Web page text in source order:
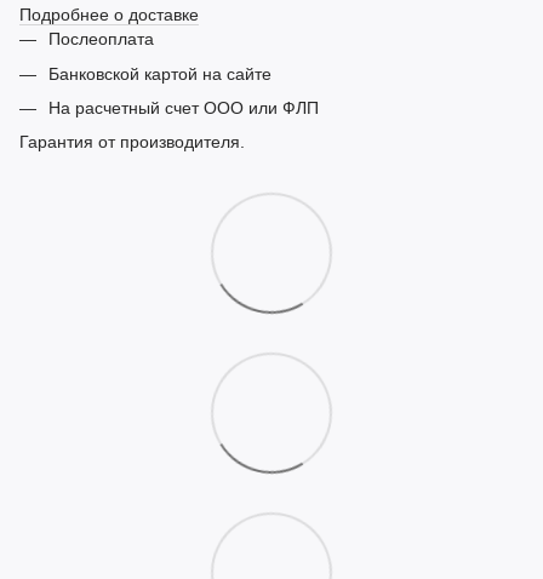
Подробнее о доставке
Послеоплата
Банковской картой на сайте
На расчетный счет ООО или ФЛП
Гарантия от производителя.